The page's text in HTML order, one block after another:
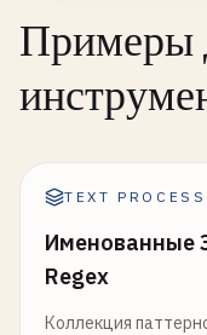
Примеры
TEXT
Именованные
Regex
Коллекция